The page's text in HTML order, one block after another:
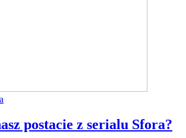
postacie z serialu Sfora?